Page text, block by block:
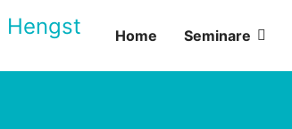
Home Seminare